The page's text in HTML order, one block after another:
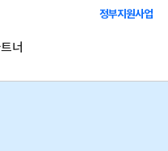
정부지원사업
너